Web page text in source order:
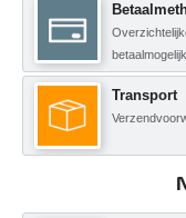
Transport